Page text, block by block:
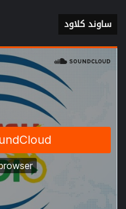
ساوند كلاود